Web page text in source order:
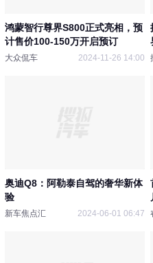
鸿蒙智行尊界S800正式亮相，预
计售价100-150万开启预订
大众侃车 2024-11-26 14:00
奥迪Q8：阿勒泰自驾的奢华新体
验
新车焦点汇 2024-06-01 06:47